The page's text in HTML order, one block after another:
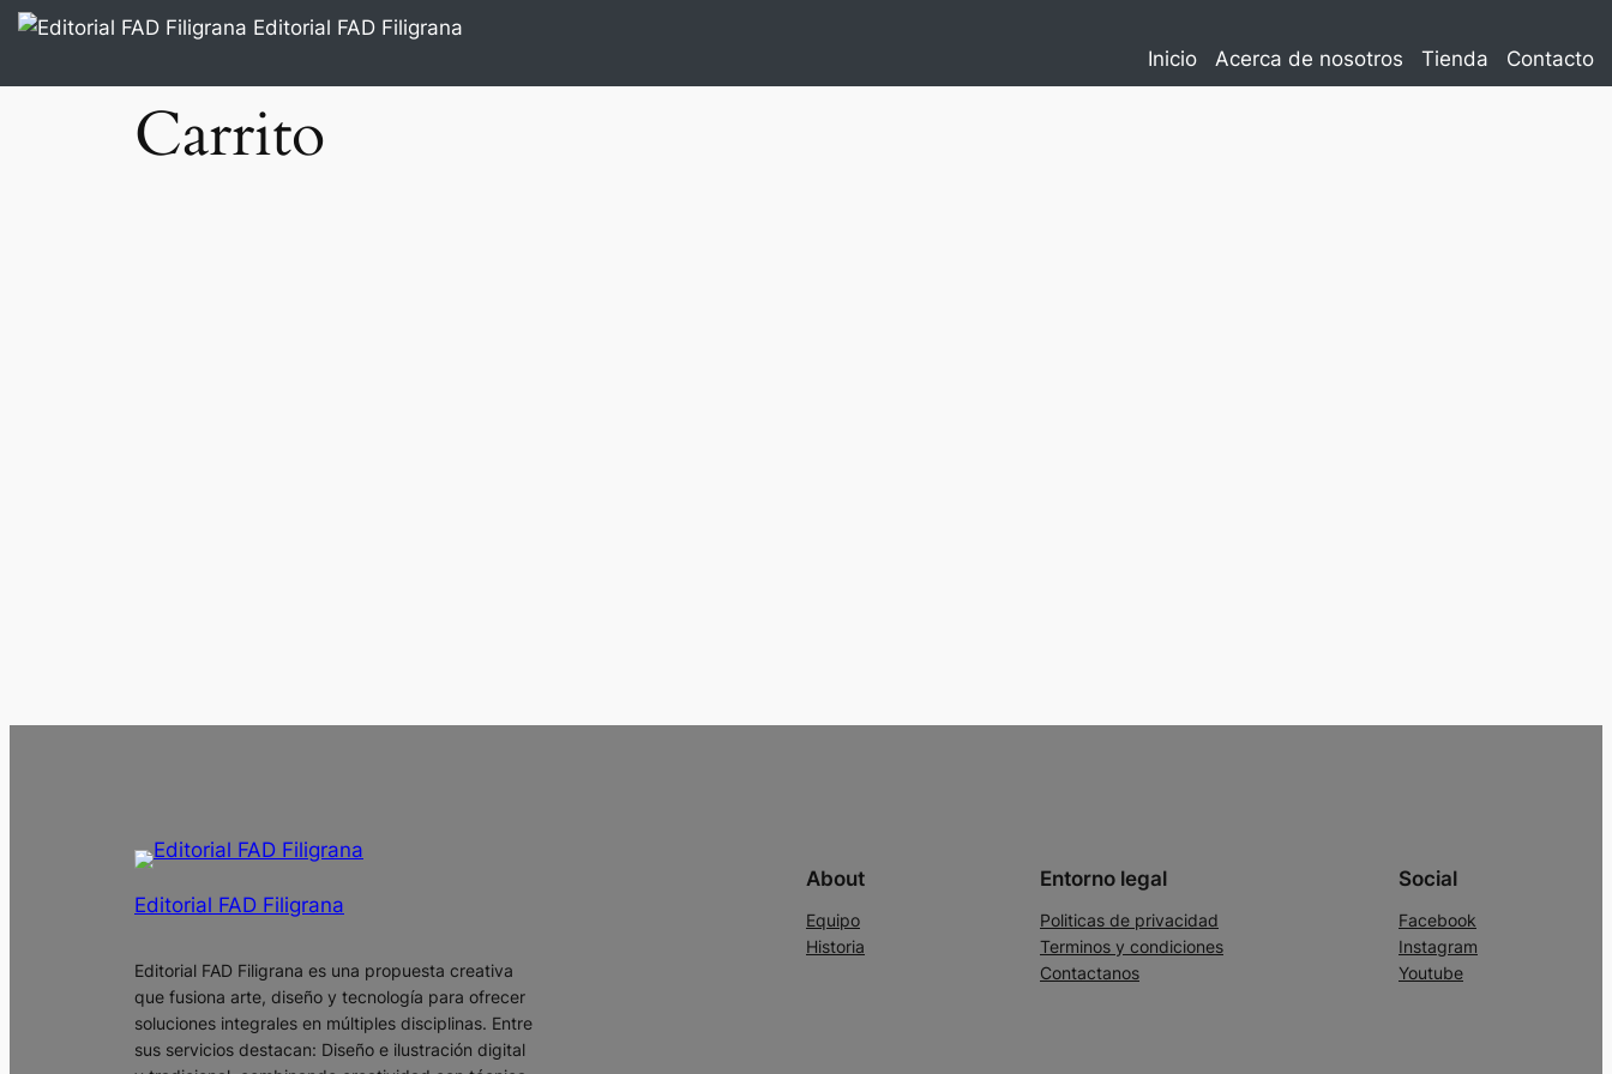
Saltar
contenido
Editorial FAD Filigrana
Inicio
Acerca de nosotros Tienda Contacto
Carrito
Editorial FAD Filigrana
Editorial FAD Filigrana es una propuesta creativa
que fusiona arte, diseño y tecnología para ofrecer
soluciones integrales en múltiples disciplinas. Entre
sus servicios destacan: Diseño e ilustración digital
About
Equipo
Historia
Entorno legal
Politicas de privacidad
Terminos y condiciones
Contactanos
Social
Facebook
Instagram
Youtube